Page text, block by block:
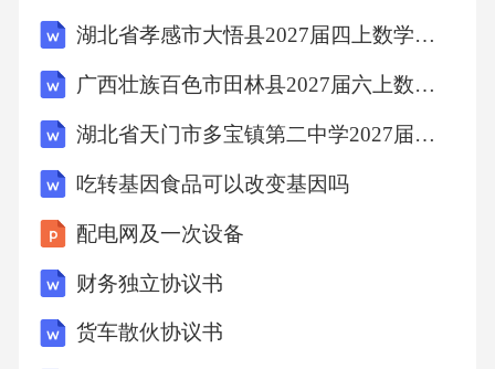
风险分析5全球商业航天2025年度复盘•
全球商业航天以中美占据主导。2025年全球发
射329次，成功率97.5%（321次入轨）；中美以
83%占比主导全球发射，美国181次居首，中国9
2次创新高紧随其后（俄罗斯、新西兰各17次，
5%）。•
湖北省孝感市大悟县2027届四上数学期末调研模拟试题含解析
广西壮族百色市田林县2027届六上数学期末经典试题含解析
湖北省天门市多宝镇第二中学2027届数学四上期末质量跟踪监视模拟试题含解析
吃转基因食品可以改变基因吗
配电网及一次设备
财务独立协议书
货车散伙协议书